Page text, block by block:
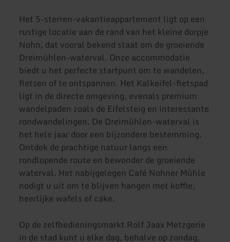
Het 5-sterren-vakantieappartement ligt op een
rustige locatie aan de rand van het kleine dorpje
Nohn, dat vooral bekend staat om de groeiende
Dreimühlen-waterval. Onze accommodatie
biedt u het perfecte startpunt om te wandelen,
fietsen of te ontspannen. Het Kalkeifel-fietspad
ligt in de directe omgeving, evenals premium
wandelpaden zoals de Eifelsteig en interessante
rondwandelingen. De Dreimühlen-waterval is
het hele jaar door een bijzondere bestemming.
Ontdek de prachtige natuur langs een
rondlopende route en bewonder de groeiende
waterval. Het nabijgelegen Café Nohner Mühle
nodigt u uit om te blijven hangen met koffie,
heerlijke wafels of cake.
Op de zelfbedieningsmarkt Rolf Jaax Metzgerie
in de stad kunt u elke dag, behalve op zondag,